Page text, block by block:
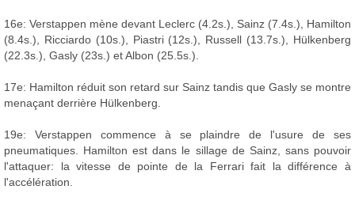
16e: Verstappen mène devant Leclerc (4.2s.), Sainz (7.4s.), Hamilton
(8.4s.), Ricciardo (10s.), Piastri (12s.), Russell (13.7s.), Hülkenberg
(22.3s.), Gasly (23s.) et Albon (25.5s.).
17e: Hamilton réduit son retard sur Sainz tandis que Gasly se montre
menaçant derrière Hülkenberg.
19e: Verstappen commence à se plaindre de l'usure de ses
pneumatiques. Hamilton est dans le sillage de Sainz, sans pouvoir
l'attaquer: la vitesse de pointe de la Ferrari fait la différence à
l'accélération.